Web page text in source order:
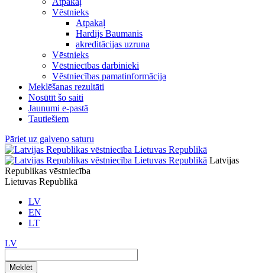
Vēstnieks
Atpakaļ
Hardijs Baumanis
akreditācijas uzruna
Vēstnieks
Vēstniecības darbinieki
Vēstniecības pamatinformācija
Meklēšanas rezultāti
Nosūtīt šo saiti
Jaunumi e-pastā
Tautiešiem
Pāriet uz galveno saturu
Latvijas
Republikas vēstniecība
Lietuvas Republikā
LV
EN
LT
LV
Meklēt